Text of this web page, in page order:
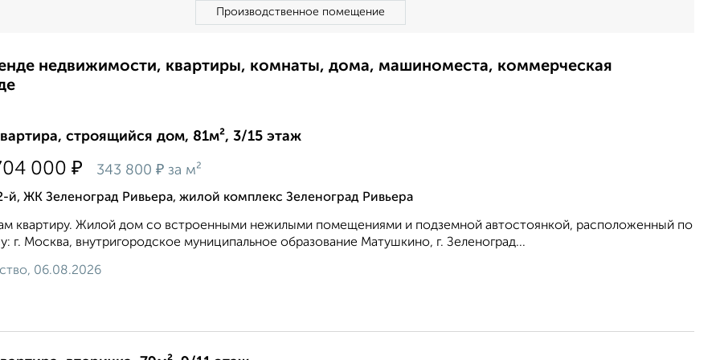
Производственное помещение
недвижимости, квартиры, комнаты, дома, машиноместа, коммерческая
строящийся дом, 81м², 3/15 этаж
000 ₽ 343 800 ₽ за м²
й, ЖК Зеленоград Ривьера, жилой комплекс Зеленоград Ривьера
квартиру. Жилой дом со встроенными нежилыми помещениями и подземной автостоянкой, расположенный по
г. Москва, внутригородское муниципальное образование Матушкино, г. Зеленоград...
06.08.2026